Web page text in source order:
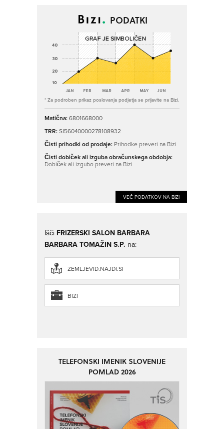
PODATKI
* Za podroben prikaz poslovanja podjetja se prijavite na Bizi.
Matična:6801668000
TRR:SI56040000278108932
Čisti prihodki od prodaje: Prihodke preveri na Bizi
Čisti dobiček ali izguba obračunskega obdobja:
Dobiček ali izgubo preveri na Bizi
VEČ PODATKOV NA BIZI
Išči FRIZERSKI SALON BARBARA
BARBARA TOMAŽIN S.P. na:
ZEMLJEVID.NAJDI.SI
BIZI
TELEFONSKI IMENIK SLOVENIJE
POMLAD 2026